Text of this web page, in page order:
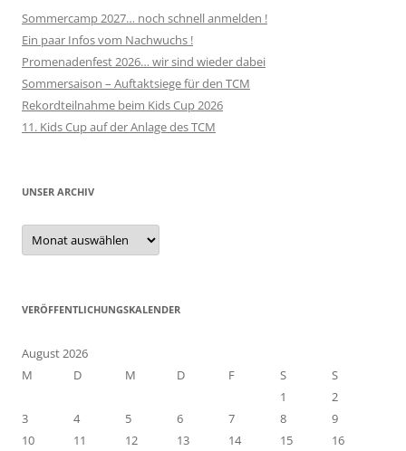
Sommercamp 2027… noch schnell anmelden !
Ein paar Infos vom Nachwuchs !
Promenadenfest 2026… wir sind wieder dabei
Sommersaison – Auftaktsiege für den TCM
Rekordteilnahme beim Kids Cup 2026
11. Kids Cup auf der Anlage des TCM
UNSER ARCHIV
Unser
Archiv
VERÖFFENTLICHUNGSKALENDER
August 2026
M
D M D F S
S
1
2
3
4 5 6 7 8
9
10
11 12 13 14 15
16